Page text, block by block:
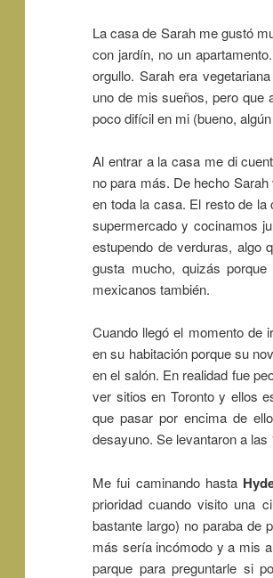
La casa de Sarah me gustó
con jardín, no un
orgullo. Sarah era
uno de mis sueños, pero que
poco difícil en mi (bueno,
Al entrar a la casa me di
no para más. De hecho
en toda la casa. El resto de
supermercado y cocinamos
estupendo de verduras, algo
gusta mucho, quizás
mexicanos también.
Cuando llegó el momento de
en su habitación porque su
en el salón. En realidad fue
ver sitios en Toronto y ellos
que pasar por encima de
desayuno. Se levantaron a
Me fui caminando hasta
prioridad cuando visito una
bastante largo) no paraba de
más sería incómodo y a mis
parque para preguntarle si